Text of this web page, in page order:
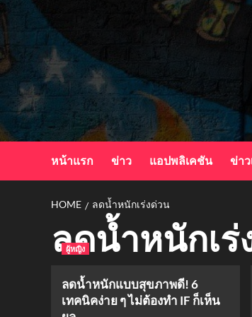
to
content
หน้าแรก ข่าว แอปพลิเคชัน ข่า
HOME ลดน้ำหนักเร่งด่วน
ลดน้ำหนักเร่
ผู้หญิง
ลดน้ำหนักแบบสุขภาพดี! 6
เทคนิคง่าย ๆ ไม่ต้องทำ IF ก็เห็น